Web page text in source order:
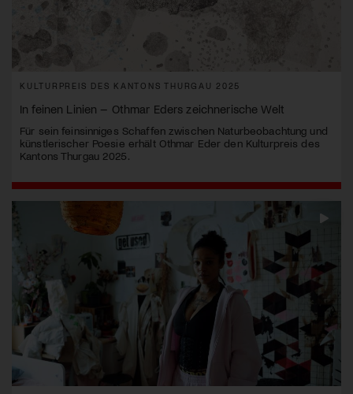
KULTURPREIS DES KANTONS THURGAU 2025
In feinen Linien – Othmar Eders zeichnerische Welt
Für sein feinsinniges Schaffen zwischen Naturbeobachtung und
künstlerischer Poesie erhält Othmar Eder den Kulturpreis des
Kantons Thurgau 2025.